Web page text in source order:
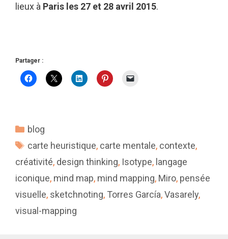
lieux à Paris les 27 et 28 avril 2015.
Partager :
Catégories
blog
Étiquettes
carte heuristique, carte mentale, contexte,
créativité, design thinking, Isotype, langage
iconique, mind map, mind mapping, Miro, pensée
visuelle, sketchnoting, Torres García,Vasarely,
visual-mapping